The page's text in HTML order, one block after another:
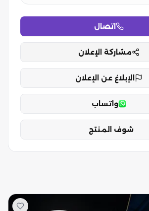
اتصال
مشاركة الإعلان
الإبلاغ عن الإعلان
واتساب
شوف المنتج